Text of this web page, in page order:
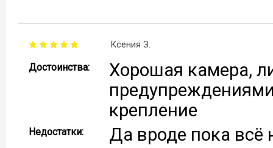
Ксения З.
Достоинства:
Хорошая камера,
крепление
Недостатки: Да вроде пока всё